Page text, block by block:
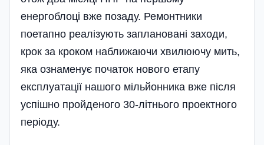
енергоблоці вже позаду. Ремонтники
поетапно реалізують заплановані заходи,
крок за кроком наближаючи хвилюючу мить,
яка ознаменує початок нового етапу
експлуатації нашого мільйонника вже після
успішно пройденого 30-літнього проектного
періоду.